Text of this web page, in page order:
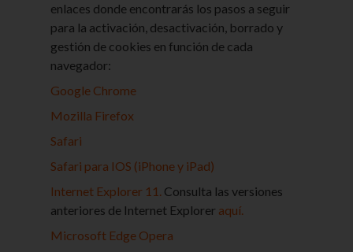
algunas partes del sitio web no funcionarán.
Estas cookies no guardan ninguna información
personal identificable.
Cookies
necesarias
Sesión
www.euskaltel.com
enlaces donde encontrarás los pasos a seguir
para la activación, desactivación, borrado y
gestión de cookies en función de cada
navegador:
Google Chrome
Mozilla Firefox
Safari
Safari para IOS (iPhone y iPad)
Internet Explorer 11. Consulta las versiones
anteriores de Internet Explorer aquí.
Microsoft Edge Opera